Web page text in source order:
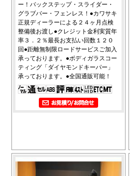
ー！バックステップ・スライダー・
グラブバー・フェンレス！●カワサキ
正規ディーラーによる２４ヶ月点検
整備後お渡し●クレジット金利実質年
率３．２％最長お支払い回数１２０
回●距離無制限ロードサービスご加入
承っております。●ボディガラスコー
ティング「ダイヤモンドキーパー」
承っております。●全国通販可能！